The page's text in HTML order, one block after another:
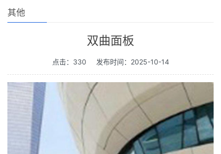
其他
双曲面板
点击：330 发布时间：2025-10-14